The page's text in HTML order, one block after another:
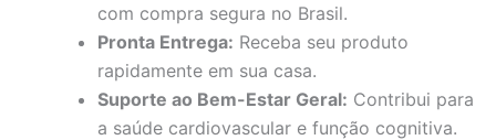
com compra segura no Brasil.
Pronta Entrega: Receba seu produto
rapidamente em sua casa.
Suporte ao Bem-Estar Geral: Contribui para
a saúde cardiovascular e função cognitiva.